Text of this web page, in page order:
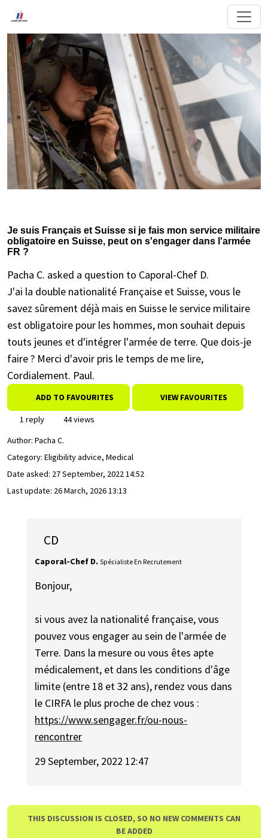
Je suis Français et Suisse si je fais mon service militaire
obligatoire en Suisse, peut on s'engager dans l'armée
FR ?
Pacha C. asked a question to Caporal-Chef D.
J'ai la double nationalité Française et Suisse, vous le
savez sûrement déjà mais en Suisse le service militaire
est obligatoire pour les hommes, mon souhait depuis
touts jeunes et d'intégrer l'armée de terre. Que dois-je
faire ? Merci d'avoir pris le temps de me lire,
Cordialement. Paul.
ADD TO FAVOURITES VIEW FAVOURITES
1 reply
44 views
Author: Pacha C.
Category: Eligibility advice, Medical
Date asked: 27 September, 2022 14:52
Last update: 26 March, 2026 13:13
CD
Caporal-Chef D. Spécialiste En Recrutement
Bonjour,
si vous avez la nationalité française, vous
pouvez vous engager au sein de l'armée de
Terre. Dans la mesure ou vous êtes apte
médicalement, et dans les conditions d'âge
limite (entre 18 et 32 ans), rendez vous dans
le CIRFA le plus proche de chez vous :
https://www.sengager.fr/ou-nous-
rencontrer
29 September, 2022 12:47
THIS DISCUSSION IS CLOSED, SO NO NEW COMMENTS CAN
BE ADDED